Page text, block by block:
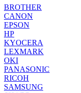
BROTHER
CANON
EPSON
HP
KYOCERA
LEXMARK
OKI
PANASONIC
RICOH
SAMSUNG